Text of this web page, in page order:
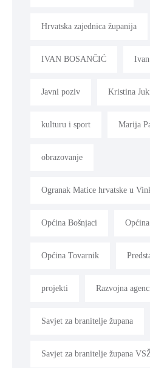
Hrvatska zajednica županija
IVAN BOSANČIĆ
Javni poziv Kristina
kulturu i sport Marija
obrazovanje
Ogranak Matice hrvatske u
Općina Bošnjaci
Općina Tovarnik
projekti Razvojna
Savjet za branitelje župana
Savjet za branitelje župana